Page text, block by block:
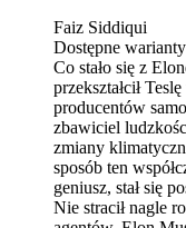
Faiz Siddiqui
Dostępne
Co stało się z
przekształcił
producentów
zbawiciel
zmiany
sposób ten
geniusz, stał się
Nie stracił nagle